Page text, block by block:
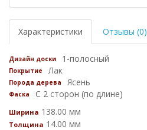
Характеристики Отзывы (0)
Дизайн доски 1-полосный
Покрытие Лак
Порода дерева Ясень
Фаска С 2 сторон (по длине)
Ширина 138.00 мм
Толщина 14.00 мм